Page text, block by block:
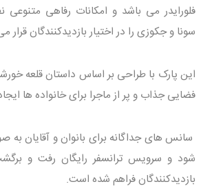
فلورایدر می باشد و امکانات رفاهی متنوعی
سونا و جکوزی را در اختیار بازدیدکنندگان قرار
این پارک با طراحی بر اساس داستان قلعه
فضایی جذاب و پر از ماجرا برای خانواده ها
سانس های جداگانه برای بانوان و آقایان به
شود و سرویس ترانسفر رایگان رفت و
بازدیدکنندگان فراهم شده است.